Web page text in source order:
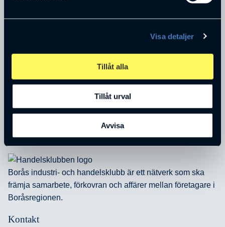
Visa detaljer
Tillåt alla
Tillåt urval
Avvisa
Borås industri- och handelsklubb är ett nätverk som ska
främja samarbete, förkovran och affärer mellan företagare i
Boråsregionen.
Kontakt